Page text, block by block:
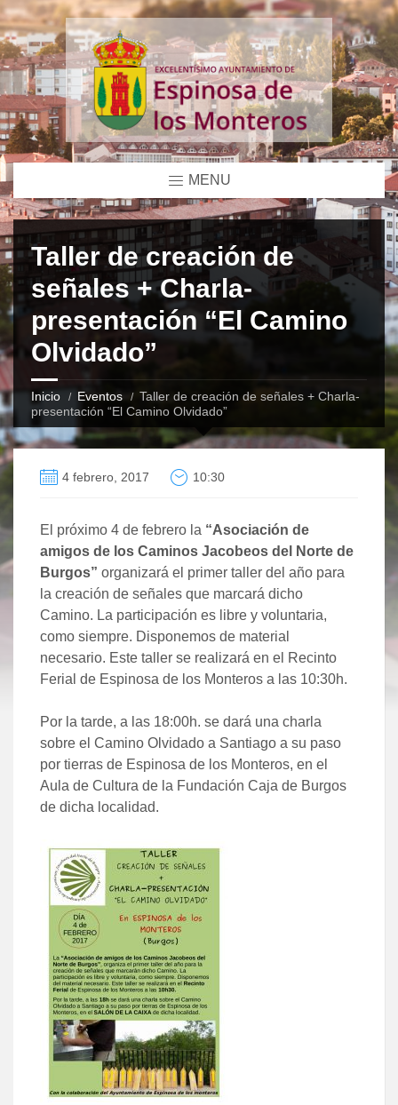
MENU
Taller de creación de
señales + Charla-
presentación “El Camino
Olvidado”
Inicio Eventos
Taller de creación de señales + Charla-
presentación “El Camino Olvidado”
4 febrero, 2017 10:30
El próximo 4 de febrero la “Asociación de
amigos de los Caminos Jacobeos del Norte de
Burgos” organizará el primer taller del año para
la creación de señales que marcará dicho
Camino. La participación es libre y voluntaria,
como siempre. Disponemos de material
necesario. Este taller se realizará en el Recinto
Ferial de Espinosa de los Monteros a las 10:30h.
Por la tarde, a las 18:00h. se dará una charla
sobre el Camino Olvidado a Santiago a su paso
por tierras de Espinosa de los Monteros, en el
Aula de Cultura de la Fundación Caja de Burgos
de dicha localidad.